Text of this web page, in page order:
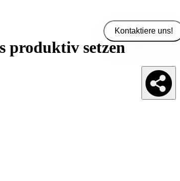
Kontaktiere uns!
produktiv setzen